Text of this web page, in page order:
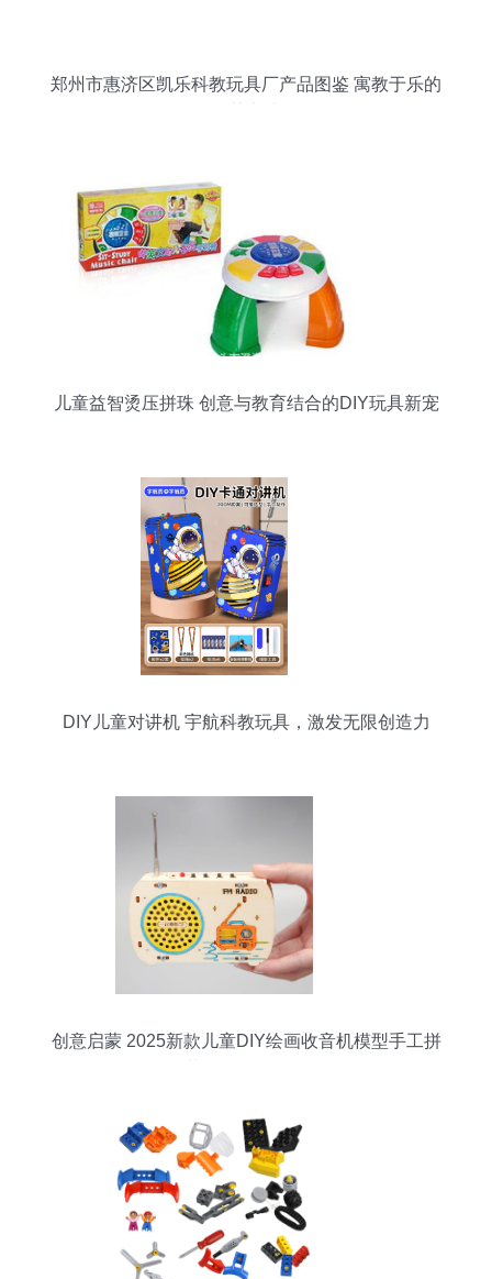
郑州市惠济区凯乐科教玩具厂产品图鉴 寓教于乐的
儿童益智烫压拼珠 创意与教育结合的DIY玩具新宠
DIY儿童对讲机 宇航科教玩具，激发无限创造力
创意启蒙 2025新款儿童DIY绘画收音机模型手工拼